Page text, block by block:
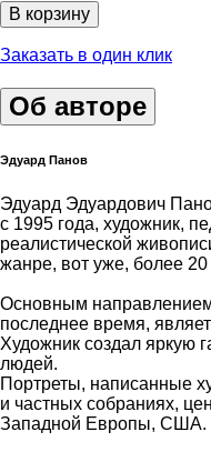
В корзину
Заказать в один клик
Об авторе
Эдуард Панов
Эдуард Эдуардович
с 1995 года, художник,
реалистической
жанре, вот уже, более 20
Основным
последнее время,
Художник создал яркую
людей.
Портреты, написанные
и частных собраниях,
Западной Европы, США.